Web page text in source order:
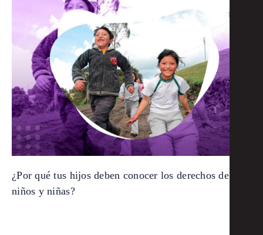
¿Por qué tus hijos deben conocer los derechos de los
niños y niñas?